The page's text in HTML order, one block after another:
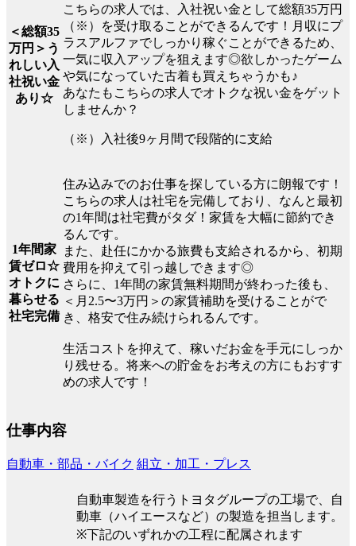
＜総額35
万円＞う
れしい入
社祝い金
あり☆
こちらの求人では、入社祝い金として総額35万円
（※）を受け取ることができるんです！月収にプ
ラスアルファでしっかり稼ぐことができるため、
一気に収入アップを狙えます◎欲しかったゲーム
や気になっていた古着も買えちゃうかも♪
あなたもこちらの求人でオトクな祝い金をゲット
しませんか？
（※）入社後9ヶ月間で段階的に支給
1年間家
賃ゼロ☆
オトクに
暮らせる
社宅完備
住み込みでのお仕事を探している方に朗報です！
こちらの求人は社宅を完備しており、なんと最初
の1年間は社宅費がタダ！家賃を大幅に節約でき
るんです。
また、赴任にかかる旅費も支給されるから、初期
費用を抑えて引っ越しできます◎
さらに、1年間の家賃無料期間が終わった後も、
＜月2.5〜3万円＞の家賃補助を受けることがで
き、格安で住み続けられるんです。
生活コストを抑えて、稼いだお金を手元にしっか
り残せる。将来への貯金をお考えの方にもおすす
めの求人です！
仕事内容
自動車・部品・バイク 組立・加工・プレス
自動車製造を行うトヨタグループの工場で、自
動車（ハイエースなど）の製造を担当します。
※下記のいずれかの工程に配属されます